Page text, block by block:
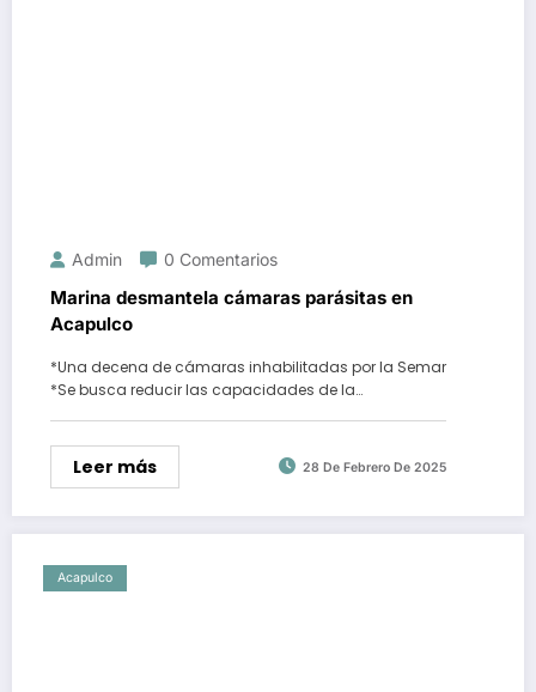
Admin 0 Comentarios
Marina desmantela cámaras parásitas en
Acapulco
*Una decena de cámaras inhabilitadas por la Semar
*Se busca reducir las capacidades de la…
Leer más 28 De Febrero De 2025
Acapulco